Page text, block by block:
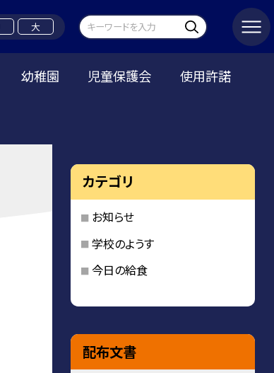
大
幼稚園 児童保護会 使用許諾
カテゴリ
お知らせ
学校のようす
今日の給食
配布文書